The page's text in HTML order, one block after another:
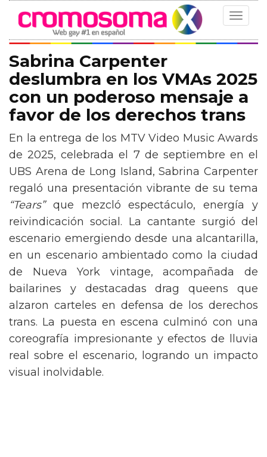
Toggle
Sabrina Carpenter
deslumbra en los VMAs 2025
con un poderoso mensaje a
favor de los derechos trans
En la entrega de los MTV Video Music Awards
de 2025, celebrada el 7 de septiembre en el
UBS Arena de Long Island, Sabrina Carpenter
regaló una presentación vibrante de su tema
“Tears”que mezcló espectáculo, energía y
reivindicación social. La cantante surgió del
escenario emergiendo desde una alcantarilla,
en un escenario ambientado como la ciudad
de Nueva York vintage, acompañada de
bailarines y destacadas drag queens que
alzaron carteles en defensa de los derechos
trans. La puesta en escena culminó con una
coreografía impresionante y efectos de lluvia
real sobre el escenario, logrando un impacto
visual inolvidable.